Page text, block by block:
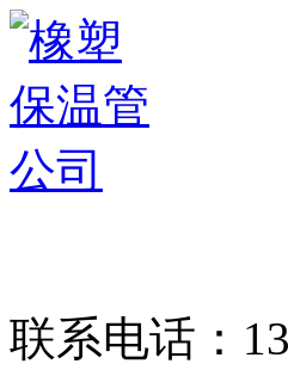
联系电话：